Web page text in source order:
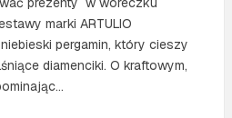
marki ARTULIO
pergamin, który cieszy
diamenciki. O kraftowym,